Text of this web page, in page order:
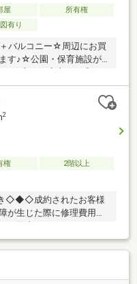
屋
所有権
有り
バルコニー☆周辺にお買
す♪☆公園・保育施設が
かせ！～豊富な実績に基
提案もいたします！安心
まいをかなえませんか？
おります！お気軽にお問
境■□ファミリーマート
／約110ｍリブレ京成 千
くすりの福太郎末広店／
ニック／徒歩約7分／約
2
権
2階以上
◇◆◇成約されたお客様
が生じた際に修理費用の
直接ご購入された場合に
限度額の設定あり◆◇◆
24時間受付対応！◆◇◆
的な設備トラブルに対応